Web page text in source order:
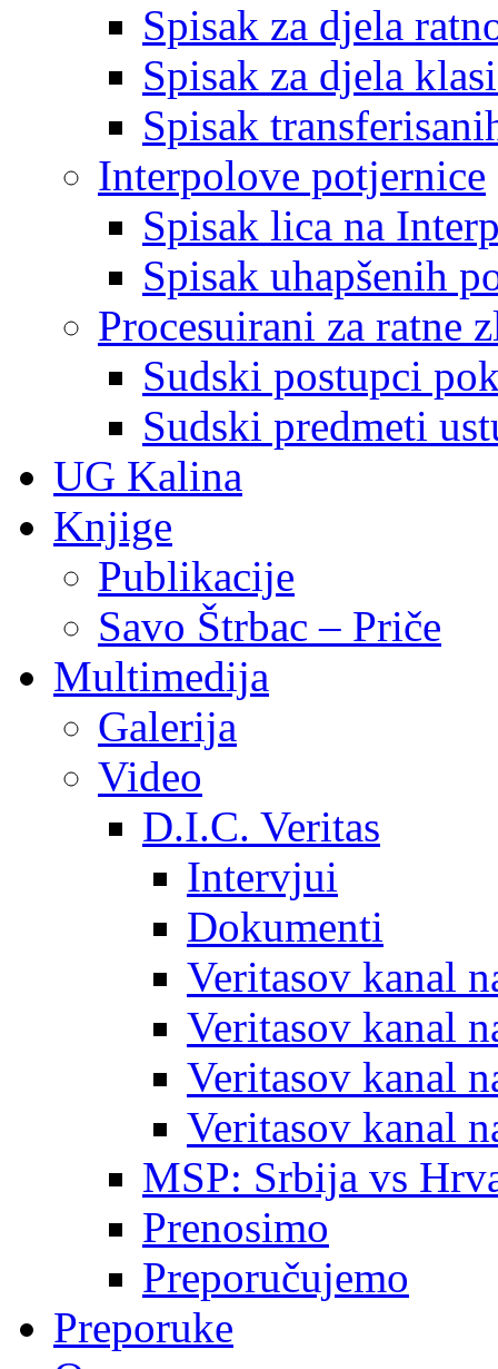
Spisak za djela
Spisak za djela
Spisak
Interpolove potjernice
Spisak lica na
Spisak uhapšenih
Procesuirani za ratne
Sudski postupci
Sudski predmeti
UG Kalina
Knjige
Publikacije
Savo Štrbac – Priče
Multimedija
Galerija
Video
D.I.C. Veritas
Intervjui
Dokumenti
Veritasov kanal
Veritasov kanal
Veritasov kanal
Veritasov kanal
MSP: Srbija vs
Prenosimo
Preporučujemo
Preporuke